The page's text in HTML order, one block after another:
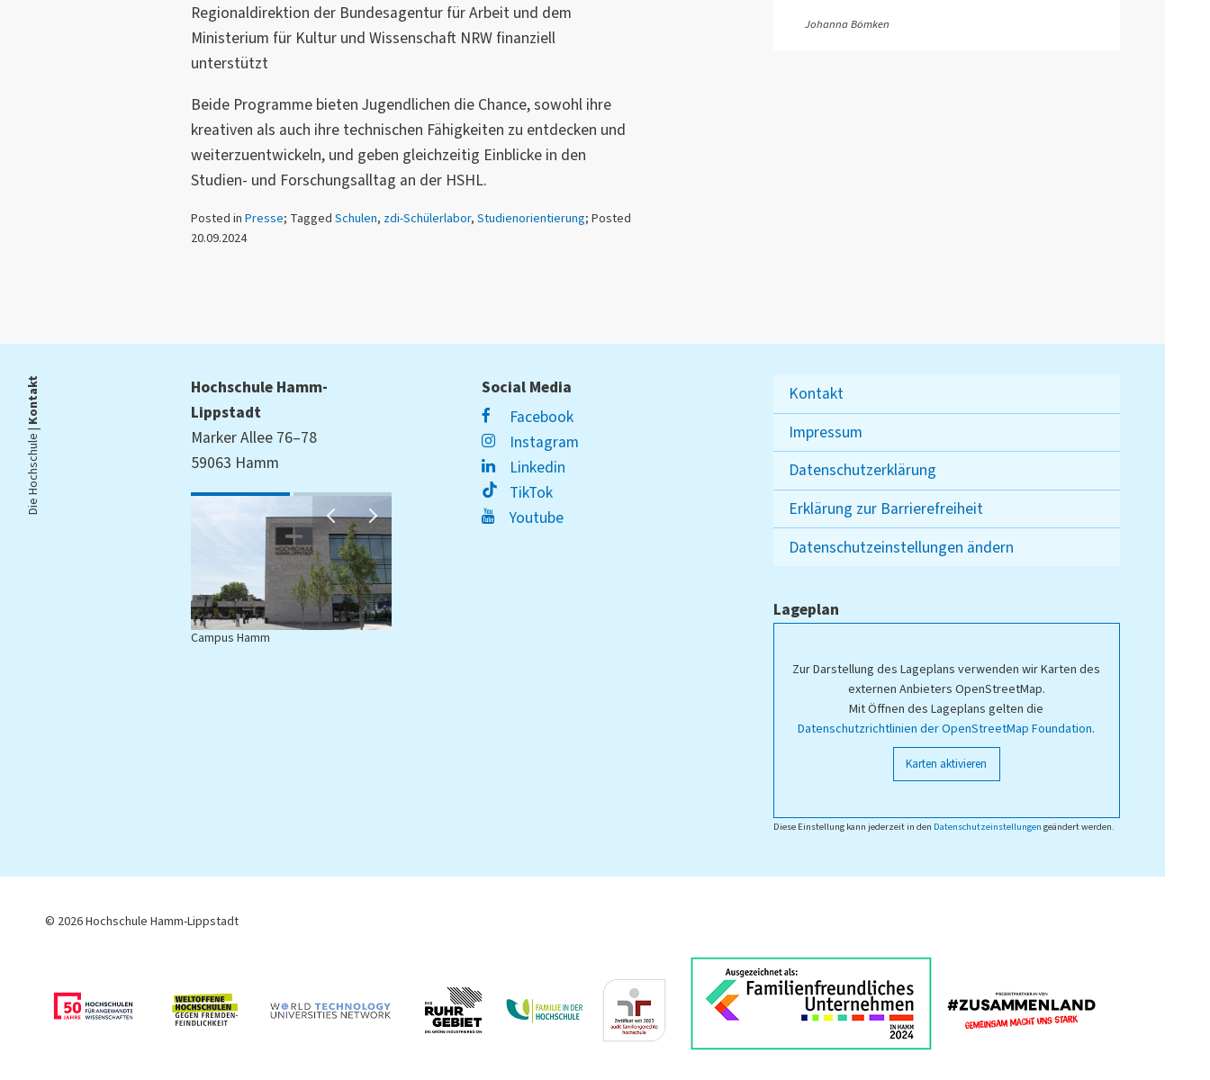
Regionaldirektion der Bundesagentur für Arbeit und dem
Ministerium für Kultur und Wissenschaft NRW finanziell
unterstützt
Beide Programme bieten Jugendlichen die Chance, sowohl ihre
kreativen als auch ihre technischen Fähigkeiten zu entdecken und
weiterzuentwickeln, und geben gleichzeitig Einblicke in den
Studien- und Forschungsalltag an der HSHL.
Posted in Presse; Tagged Schulen, zdi-Schülerlabor, Studienorientierung; Posted
20.09.2024
Johanna Bömken
Die Hochschule |
Kontakt
Hochschule Hamm-
Lippstadt
Marker Allee 76–78
59063 Hamm
Campus Hamm
Social Media
Facebook
Instagram
Linkedin
TikTok
Youtube
Kontakt
Impressum
Datenschutzerklärung
Erklärung zur Barrierefreiheit
Datenschutzeinstellungen ändern
Lageplan
Zur Darstellung des Lageplans verwenden wir Karten des
externen Anbieters OpenStreetMap.
Mit Öffnen des Lageplans gelten die
Datenschutzrichtlinien der OpenStreetMap Foundation.
Karten aktivieren
Diese Einstellung kann jederzeit in den Datenschutzeinstellungen geändert werden.
© 2026 Hochschule Hamm-Lippstadt